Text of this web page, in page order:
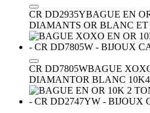
CR DD2935YBAGUE EN
DIAMANTS OR BLANC ET
CR DD7805WBAGUE
DIAMANTOR BLANC 10K